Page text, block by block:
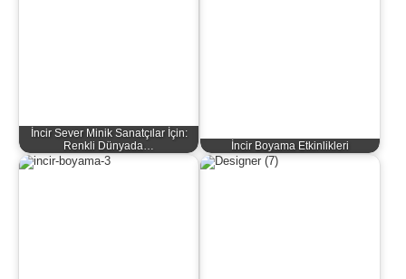
İncir Sever Minik Sanatçılar İçin:
Renkli Dünyada…
İncir Boyama Etkinlikleri